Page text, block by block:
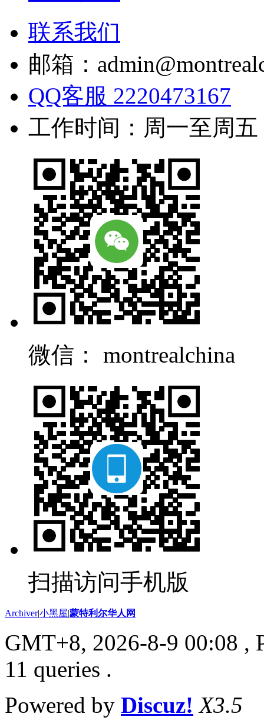
联系我们
邮箱：
QQ客服 2220473167
工作时间：周一至周
微信： montrealchina
扫描访问手机版
Archiver|小黑屋|蒙特利尔华人网
GMT+8, 2026-8-9 00:08 ,
11 queries .
Powered by Discuz! X3.5